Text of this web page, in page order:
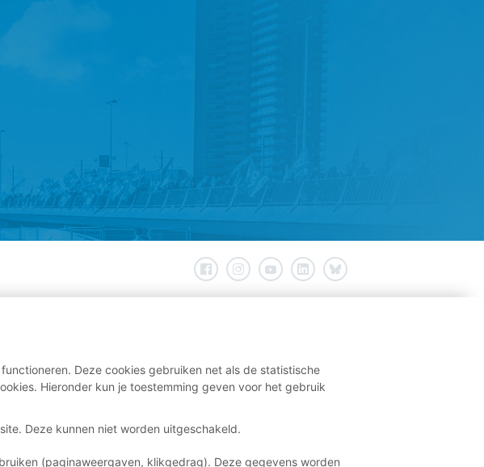
Deze cookies gebruiken net als de statistische
Hieronder kun je toestemming geven voor het gebruik
Deze kunnen niet worden uitgeschakeld.
(paginaweergaven, klikgedrag). Deze gegevens worden